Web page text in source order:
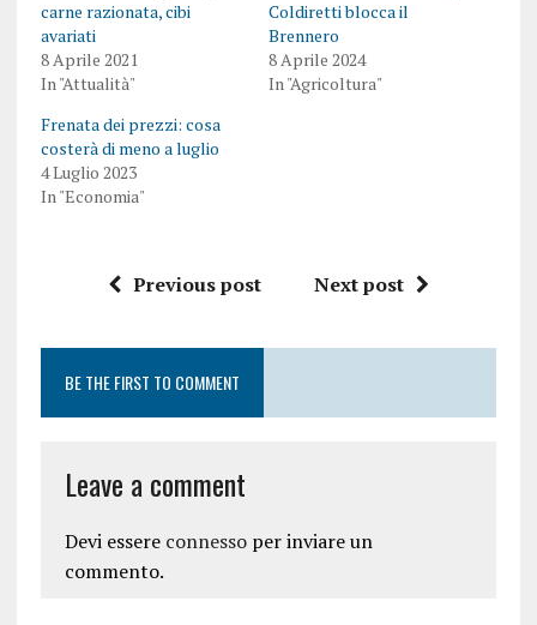
carne razionata, cibi
avariati
8 Aprile 2021
In "Attualità"
Coldiretti blocca il
Brennero
8 Aprile 2024
In "Agricoltura"
Frenata dei prezzi: cosa
costerà di meno a luglio
4 Luglio 2023
In "Economia"
Previous post Next post
BE THE FIRST TO COMMENT
Leave a comment
Devi essere connessoper inviare un
commento.